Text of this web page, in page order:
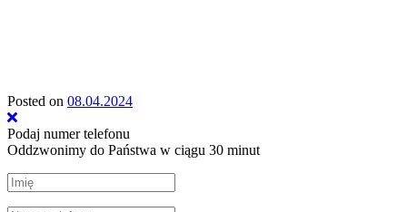
Posted on 08.04.2024
Podaj numer telefonu
Oddzwonimy do Państwa w ciągu 30 minut